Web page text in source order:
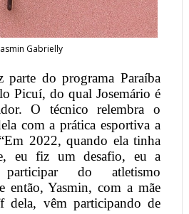
Gabrielly
parte do programa Paraíba
Picuí, do qual Josemário é
O técnico relembra o
com a prática esportiva a
2022, quando ela tinha
eu fiz um desafio, eu a
do atletismo
então, Yasmin, com a mãe
dela, vêm participando de